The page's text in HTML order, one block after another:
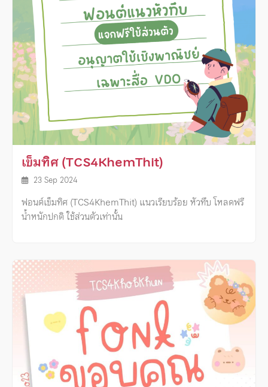
เข็มทิศ (TCS4KhemThit)
23 Sep 2024
ฟอนต์เข็มทิศ (TCS4KhemThit) แนวเรียบร้อย หัวทึบ โหลดฟรี
น้ำหนักปกติ ใช้ส่วนตัวเท่านั้น